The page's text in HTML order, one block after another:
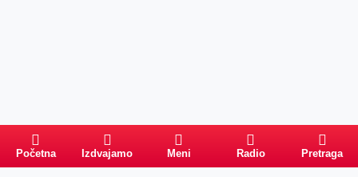
Početna Izdvajamo Meni Radio Pretraga